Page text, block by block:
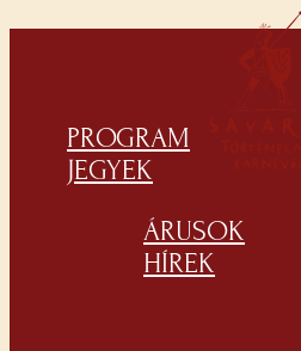
PROGRAM
JEGYEK
ÁRUSOK
HÍREK